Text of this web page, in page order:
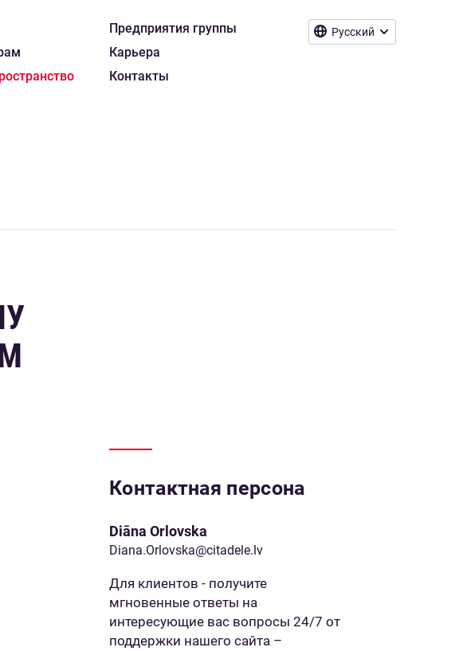
Русский
Предприятия группы
Карьера
Контакты
Контактная персона
Diāna Orlovska
Diana.Orlovska@citadele.lv
Для клиентов - получите
мгновенные ответы на
интересующие вас вопросы 24/7 от
поддержки нашего сайта –